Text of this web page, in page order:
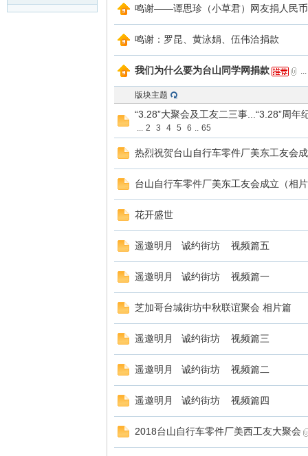
鸣谢——谭思珍（小草君）网友捐人民
鸣谢：罗昆、黄泳娟、伍伟洽捐款
我们为什么要为台山同学网捐款 ...
版块主题
“3.28”大聚会及工友二三事...“3.28”周年
... 2 3 4 5 6 .. 65
热烈祝贺台山自行车零件厂美东工友会
台山自行车零件厂美东工友会成立（相
花开盛世
遥邀明月 诚约街坊 视频篇五
遥邀明月 诚约街坊 视频篇一
芝加哥台城街坊中秋联谊聚会 相片篇
遥邀明月 诚约街坊 视频篇三
遥邀明月 诚约街坊 视频篇二
遥邀明月 诚约街坊 视频篇四
2018台山自行车零件厂美西工友大聚会